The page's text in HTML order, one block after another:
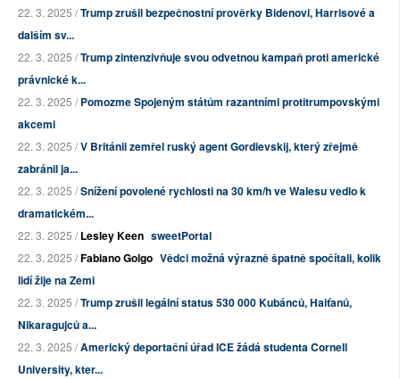
22. 3. 2025 /Trump zrušil bezpečnostní prověrky Bidenovi, Harrisové a
dalším sv...
22. 3. 2025 /Trump zintenzivňuje svou odvetnou kampaň proti americké
právnické k...
22. 3. 2025 /Pomozme Spojeným státům razantními protitrumpovskými
akcemi
22. 3. 2025 /V Británii zemřel ruský agent Gordievskij, který zřejmě
zabránil ja...
22. 3. 2025 /Snížení povolené rychlosti na 30 km/h ve Walesu vedlo k
dramatickém...
22. 3. 2025 /Lesley Keen sweetPortal
22. 3. 2025 /Fabiano Golgo Vědci možná výrazně špatně spočítali, kolik
lidí žije na Zemi
22. 3. 2025 /Trump zrušil legální status 530 000 Kubánců, Haiťanů,
Nikaragujců a...
22. 3. 2025 /Americký deportační úřad ICE žádá studenta Cornell
University, kter...